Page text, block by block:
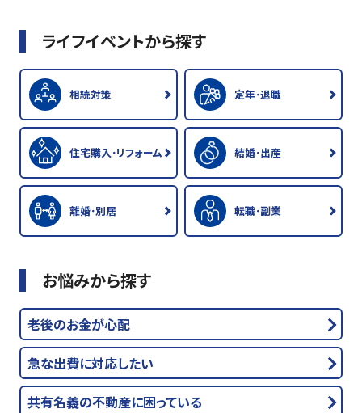
ライフイベントから探す
相続対策 定年･退職
住宅購入･リフォーム 結婚･出産
離婚･別居 転職･副業
お悩みから探す
老後のお金が心配
急な出費に対応したい
共有名義の不動産に困っている